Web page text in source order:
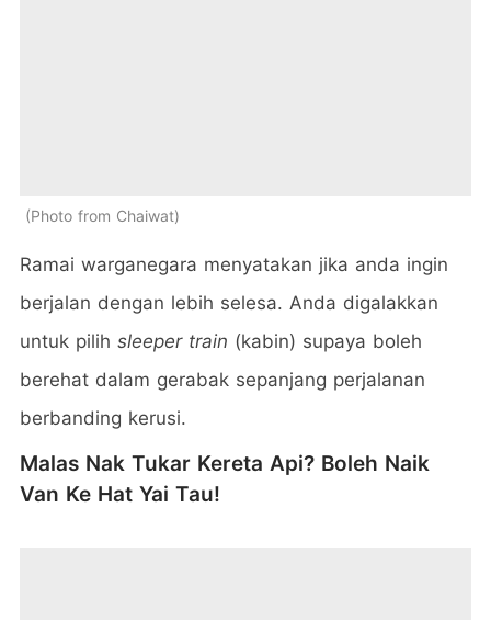
Photo from Chaiwat
Ramai warganegara menyatakan jika anda ingin
berjalan dengan lebih selesa. Anda digalakkan
untuk pilih sleeper train (kabin) supaya boleh
berehat dalam gerabak sepanjang perjalanan
berbanding kerusi.
Malas Nak Tukar Kereta Api? Boleh Naik
Van Ke Hat Yai Tau!